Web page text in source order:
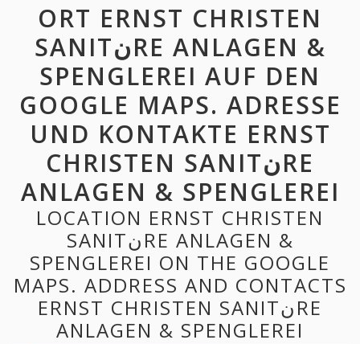
ORT ERNST CHRISTEN
SANITنRE ANLAGEN &
SPENGLEREI AUF DEN
GOOGLE MAPS. ADRESSE
UND KONTAKTE ERNST
CHRISTEN SANITنRE
ANLAGEN & SPENGLEREI
LOCATION ERNST CHRISTEN
SANITنRE ANLAGEN &
SPENGLEREI ON THE GOOGLE
MAPS. ADDRESS AND CONTACTS
ERNST CHRISTEN SANITنRE
ANLAGEN & SPENGLEREI